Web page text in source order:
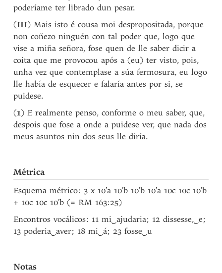
poderíame ter librado dun pesar.
(III) Mais isto é cousa moi despropositada, porque
non coñezo ninguén con tal poder que, logo que
vise a miña señora, fose quen de lle saber dicir a
coita que me provocou após a (eu) ter visto, pois,
unha vez que contemplase a súa fermosura, eu logo
lle había de esquecer e falaría antes por si, se
puidese.
(1) E realmente penso, conforme o meu saber, que,
despois que fose a onde a puidese ver, que nada dos
meus asuntos nin dos seus lle diría.
Métrica
Esquema métrico: 3 x 10’a 10’b 10’b 10’a 10c 10c 10’b
+ 10c 10c 10’b (= RM 163:25)
Encontros vocálicos: 11 mi ‿ajudaria; 12 dissesse, ‿e;
13 poderia ‿aver; 18 mi ‿á; 23 fosse ‿u
Notas